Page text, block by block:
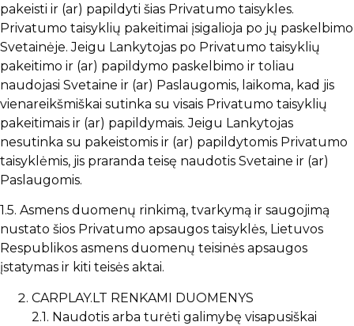
pakeisti ir (ar) papildyti šias Privatumo taisykles.
Privatumo taisyklių pakeitimai įsigalioja po jų paskelbimo
Svetainėje. Jeigu Lankytojas po Privatumo taisyklių
pakeitimo ir (ar) papildymo paskelbimo ir toliau
naudojasi Svetaine ir (ar) Paslaugomis, laikoma, kad jis
vienareikšmiškai sutinka su visais Privatumo taisyklių
pakeitimais ir (ar) papildymais. Jeigu Lankytojas
nesutinka su pakeistomis ir (ar) papildytomis Privatumo
taisyklėmis, jis praranda teisę naudotis Svetaine ir (ar)
Paslaugomis.
1.5. Asmens duomenų rinkimą, tvarkymą ir saugojimą
nustato šios Privatumo apsaugos taisyklės, Lietuvos
Respublikos asmens duomenų teisinės apsaugos
įstatymas ir kiti teisės aktai.
CARPLAY.LT RENKAMI DUOMENYS
2.1. Naudotis arba turėti galimybę visapusiškai